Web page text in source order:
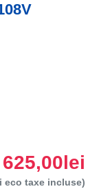
625,00lei
eco taxe incluse)